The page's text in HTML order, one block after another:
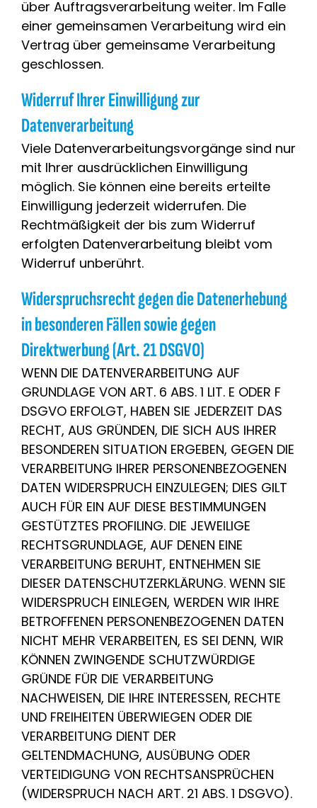
über Auftragsverarbeitung weiter. Im Falle
einer gemeinsamen Verarbeitung wird ein
Vertrag über gemeinsame Verarbeitung
geschlossen.
Widerruf Ihrer Einwilligung zur
Datenverarbeitung
Viele Datenverarbeitungsvorgänge sind nur
mit Ihrer ausdrücklichen Einwilligung
möglich. Sie können eine bereits erteilte
Einwilligung jederzeit widerrufen. Die
Rechtmäßigkeit der bis zum Widerruf
erfolgten Datenverarbeitung bleibt vom
Widerruf unberührt.
Widerspruchsrecht gegen die Datenerhebung
in besonderen Fällen sowie gegen
Direktwerbung (Art. 21 DSGVO)
WENN DIE DATENVERARBEITUNG AUF
GRUNDLAGE VON ART. 6 ABS. 1 LIT. E ODER F
DSGVO ERFOLGT, HABEN SIE JEDERZEIT DAS
RECHT, AUS GRÜNDEN, DIE SICH AUS IHRER
BESONDEREN SITUATION ERGEBEN, GEGEN DIE
VERARBEITUNG IHRER PERSONENBEZOGENEN
DATEN WIDERSPRUCH EINZULEGEN; DIES GILT
AUCH FÜR EIN AUF DIESE BESTIMMUNGEN
GESTÜTZTES PROFILING. DIE JEWEILIGE
RECHTSGRUNDLAGE, AUF DENEN EINE
VERARBEITUNG BERUHT, ENTNEHMEN SIE
DIESER DATENSCHUTZERKLÄRUNG. WENN SIE
WIDERSPRUCH EINLEGEN, WERDEN WIR IHRE
BETROFFENEN PERSONENBEZOGENEN DATEN
NICHT MEHR VERARBEITEN, ES SEI DENN, WIR
KÖNNEN ZWINGENDE SCHUTZWÜRDIGE
GRÜNDE FÜR DIE VERARBEITUNG
NACHWEISEN, DIE IHRE INTERESSEN, RECHTE
UND FREIHEITEN ÜBERWIEGEN ODER DIE
VERARBEITUNG DIENT DER
GELTENDMACHUNG, AUSÜBUNG ODER
VERTEIDIGUNG VON RECHTSANSPRÜCHEN
(WIDERSPRUCH NACH ART. 21 ABS. 1 DSGVO).